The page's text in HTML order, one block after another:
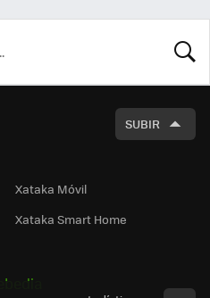
SUBIR
Xataka Móvil
Xataka Smart Home